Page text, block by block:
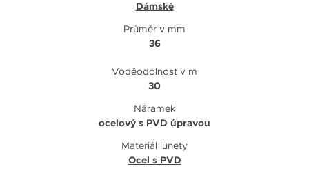
Dámské
Průměr v mm
36
Voděodolnost v m
30
Náramek
ocelový s PVD úpravou
Materiál lunety
Ocel s PVD